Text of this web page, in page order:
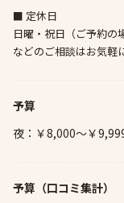
■ 定休日
日曜・祝日（ご予約の
などのご相談はお気軽
予算
夜：￥8,000～￥
予算 （口コミ集計）